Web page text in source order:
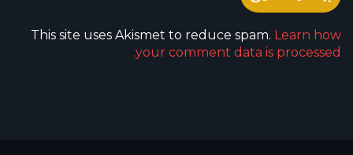
This site uses Akismet to reduce spam. Learn how
your comment data is processed.